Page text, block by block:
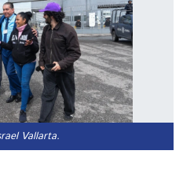
Vallarta.